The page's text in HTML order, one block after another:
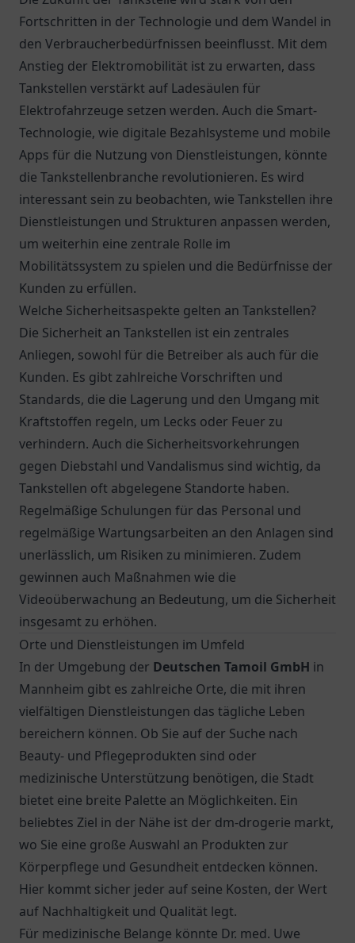
Fortschritten in der Technologie und dem Wandel in
den Verbraucherbedürfnissen beeinflusst. Mit dem
Anstieg der Elektromobilität ist zu erwarten, dass
Tankstellen verstärkt auf Ladesäulen für
Elektrofahrzeuge setzen werden. Auch die Smart-
Technologie, wie digitale Bezahlsysteme und mobile
Apps für die Nutzung von Dienstleistungen, könnte
die Tankstellenbranche revolutionieren. Es wird
interessant sein zu beobachten, wie Tankstellen ihre
Dienstleistungen und Strukturen anpassen werden,
um weiterhin eine zentrale Rolle im
Mobilitätssystem zu spielen und die Bedürfnisse der
Kunden zu erfüllen.
Welche Sicherheitsaspekte gelten an Tankstellen?
Die Sicherheit an Tankstellen ist ein zentrales
Anliegen, sowohl für die Betreiber als auch für die
Kunden. Es gibt zahlreiche Vorschriften und
Standards, die die Lagerung und den Umgang mit
Kraftstoffen regeln, um Lecks oder Feuer zu
verhindern. Auch die Sicherheitsvorkehrungen
gegen Diebstahl und Vandalismus sind wichtig, da
Tankstellen oft abgelegene Standorte haben.
Regelmäßige Schulungen für das Personal und
regelmäßige Wartungsarbeiten an den Anlagen sind
unerlässlich, um Risiken zu minimieren. Zudem
gewinnen auch Maßnahmen wie die
Videoüberwachung an Bedeutung, um die Sicherheit
insgesamt zu erhöhen.
Orte und Dienstleistungen im Umfeld
In der Umgebung der Deutschen Tamoil GmbH in
Mannheim gibt es zahlreiche Orte, die mit ihren
vielfältigen Dienstleistungen das tägliche Leben
bereichern können. Ob Sie auf der Suche nach
Beauty- und Pflegeprodukten sind oder
medizinische Unterstützung benötigen, die Stadt
bietet eine breite Palette an Möglichkeiten. Ein
beliebtes Ziel in der Nähe ist der dm-drogerie markt,
wo Sie eine große Auswahl an Produkten zur
Körperpflege und Gesundheit entdecken können.
Hier kommt sicher jeder auf seine Kosten, der Wert
auf Nachhaltigkeit und Qualität legt.
Für medizinische Belange könnte Dr. med. Uwe